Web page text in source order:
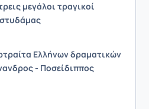
μεγάλοι τραγικοί
Ελλήνων δραματικών
- Ποσείδιππος